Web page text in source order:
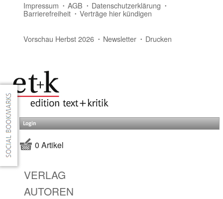
Impressum AGB Datenschutzerklärung
Barrierefreiheit Verträge hier kündigen
Vorschau Herbst 2026 Newsletter Drucken
Login
0 Artikel
VERLAG
AUTOREN